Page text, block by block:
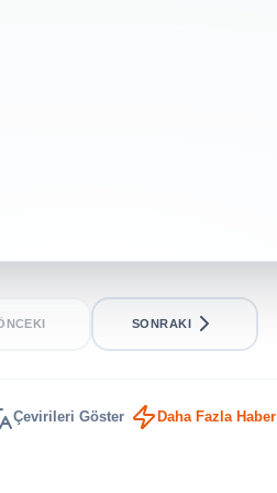
SONRAKI
Çevirileri Göster Daha Fazla Haber